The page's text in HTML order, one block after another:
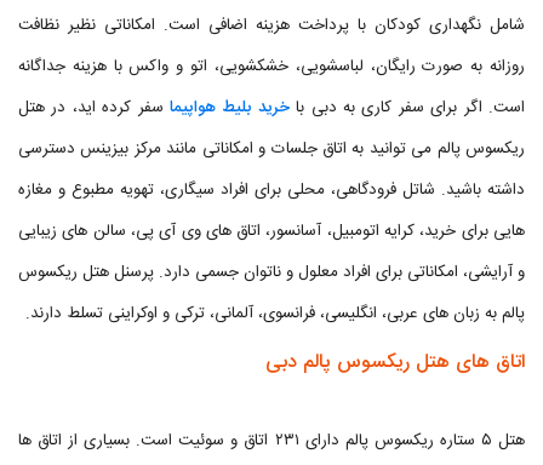
شامل نگهداری کودکان با پرداخت هزینه اضافی است. امکاناتی نظیر نظافت
روزانه به صورت رایگان، لباسشویی، خشکشویی، اتو و واکس با هزینه جداگانه
است. اگر برای سفر کاری به دبی باخرید بلیط هواپیما سفر کرده اید، در هتل
ریکسوس پالم می توانید به اتاق جلسات و امکاناتی مانند مرکز بیزینس دسترسی
داشته باشید. شاتل فرودگاهی، محلی برای افراد سیگاری، تهویه مطبوع و مغازه
هایی برای خرید، کرایه اتومبیل، آسانسور، اتاق های وی آی پی، سالن های زیبایی
و آرایشی، امکاناتی برای افراد معلول و ناتوان جسمی دارد. پرسنل هتل ریکسوس
پالم به زبان های عربی، انگلیسی، فرانسوی، آلمانی، ترکی و اوکراینی تسلط دارند.
اتاق های هتل ریکسوس پالم دبی
هتل ۵ ستاره ریکسوس پالم دارای ۲۳۱ اتاق و سوئیت است. بسیاری از اتاق ها